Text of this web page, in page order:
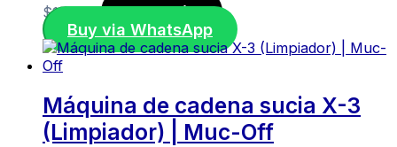
$107,00
Leer más
Buy via WhatsApp
Máquina de cadena sucia X-3
(Limpiador) | Muc-Off